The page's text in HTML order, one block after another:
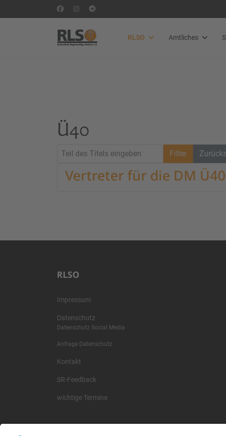
RLSO Amtliches
Ü40
Teil des Titels eingeben Filter
Vertreter für die DM
RLSO
Impressum
Datenschutz
Datenschutz Social Media
Anfrage Datenschutz
Kontakt
SR-Feedback
wichtige Termine